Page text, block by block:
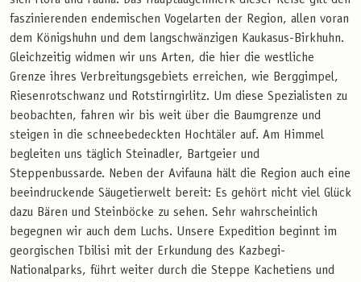
faszinierenden endemischen Vogelarten der Region, allen voran
dem Königshuhn und dem langschwänzigen Kaukasus-Birkhuhn.
Gleichzeitig widmen wir uns Arten, die hier die westliche
Grenze ihres Verbreitungsgebiets erreichen, wie Berggimpel,
Riesenrotschwanz und Rotstirngirlitz. Um diese Spezialisten zu
beobachten, fahren wir bis weit über die Baumgrenze und
steigen in die schneebedeckten Hochtäler auf. Am Himmel
begleiten uns täglich Steinadler, Bartgeier und
Steppenbussarde. Neben der Avifauna hält die Region auch eine
beeindruckende Säugetierwelt bereit: Es gehört nicht viel Glück
dazu Bären und Steinböcke zu sehen. Sehr wahrscheinlich
begegnen wir auch dem Luchs. Unsere Expedition beginnt im
georgischen Tbilisi mit der Erkundung des Kazbegi-
Nationalparks, führt weiter durch die Steppe Kachetiens und